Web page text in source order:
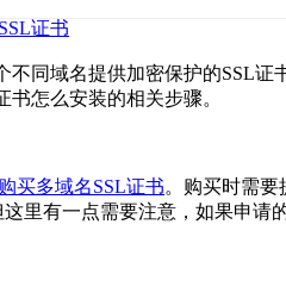
SSL证书
不同域名提供加密保护的SSL
怎么安装的相关步骤。
购买多域名SSL证书。购买时需要
里有一点需要注意，如果申